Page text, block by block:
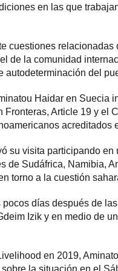
en las que
cuestiones
de la comunidad
autodeterminación del
Haidar en Suecia
Fronteras, Article 19 y
acreditados
su visita participando
de Sudáfrica, Namibia,
torno a la cuestión
pocos días después de
Izik y en medio de
en 2019,
la situación en el